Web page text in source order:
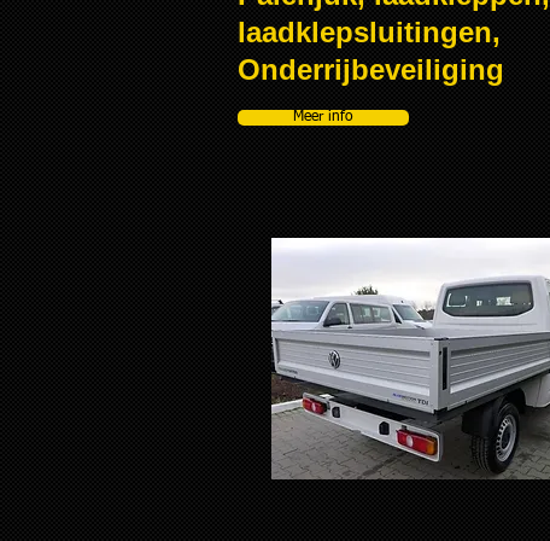
laadklepsluitingen,
Onderrijbeveiliging
Meer info